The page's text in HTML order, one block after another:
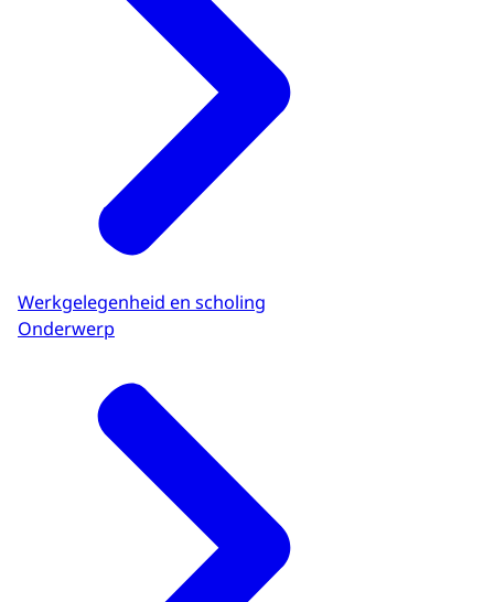
Werkgelegenheid en scholing
Onderwerp